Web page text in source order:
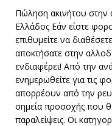
Πώληση ακινήτου
Ελλάδος Eάν είστε
επιθυμείτε να
αποκτήσατε στην
ενδιαφέρει! Από την
ενημερωθείτε για τις
απορρέουν από την
σημεία προσοχής που
παραλείψεις. Οι